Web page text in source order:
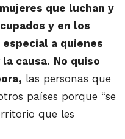
que luchan y
y en los
a quienes
causa. No quiso
las personas que
países porque “se
que les